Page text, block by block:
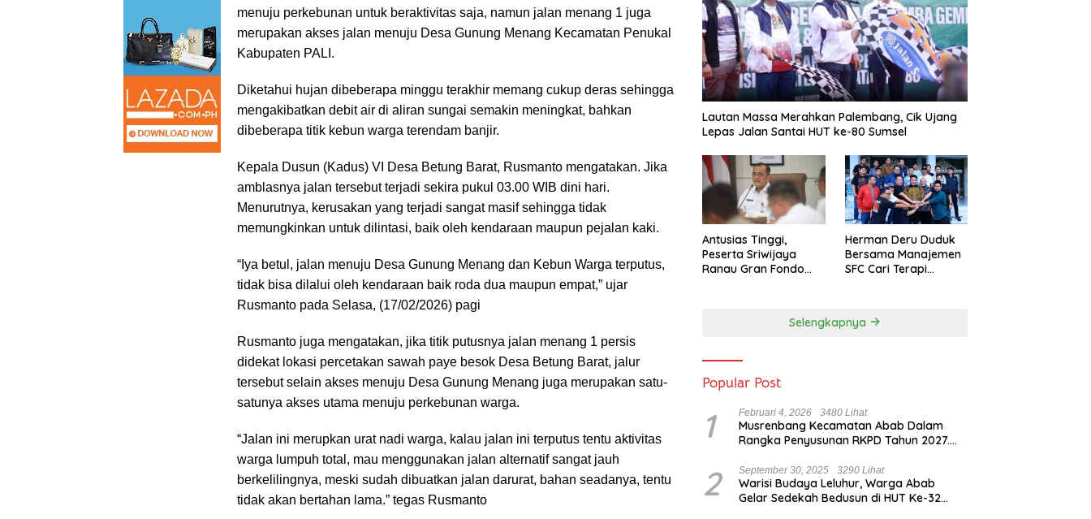
menuju perkebunan untuk beraktivitas saja, namun jalan menang 1 juga
merupakan akses jalan menuju Desa Gunung Menang Kecamatan Penukal
Kabupaten PALI.
Diketahui hujan dibeberapa minggu terakhir memang cukup deras sehingga
mengakibatkan debit air di aliran sungai semakin meningkat, bahkan
dibeberapa titik kebun warga terendam banjir.
Kepala Dusun (Kadus) VI Desa Betung Barat, Rusmanto mengatakan. Jika
amblasnya jalan tersebut terjadi sekira pukul 03.00 WIB dini hari.
Menurutnya, kerusakan yang terjadi sangat masif sehingga tidak
memungkinkan untuk dilintasi, baik oleh kendaraan maupun pejalan kaki.
“Iya betul, jalan menuju Desa Gunung Menang dan Kebun Warga terputus,
tidak bisa dilalui oleh kendaraan baik roda dua maupun empat,” ujar
Rusmanto pada Selasa, (17/02/2026) pagi
Rusmanto juga mengatakan, jika titik putusnya jalan menang 1 persis
didekat lokasi percetakan sawah paye besok Desa Betung Barat, jalur
tersebut selain akses menuju Desa Gunung Menang juga merupakan satu-
satunya akses utama menuju perkebunan warga.
“Jalan ini merupkan urat nadi warga, kalau jalan ini terputus tentu aktivitas
warga lumpuh total, mau menggunakan jalan alternatif sangat jauh
berkelilingnya, meski sudah dibuatkan jalan darurat, bahan seadanya, tentu
tidak akan bertahan lama.” tegas Rusmanto
Lautan Massa Merahkan Palembang, Cik Ujang
Lepas Jalan Santai HUT ke-80 Sumsel
Antusias Tinggi,
Peserta Sriwijaya
Ranau Gran Fondo
Herman Deru Duduk
Bersama Manajemen
SFC Cari Terapi
Selengkapnya
Popular Post
1 Februari 4, 2026 3480 Lihat
Musrenbang Kecamatan Abab Dalam
Rangka Penyusunan RKPD Tahun 2027.
Strategis
2 September 30, 2025 3290 Lihat
Warisi Budaya Leluhur, Warga Abab
Gelar Sedekah Bedusun di HUT Ke-32